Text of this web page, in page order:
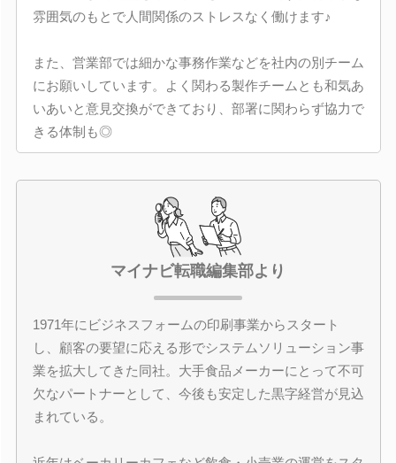
雰囲気のもとで人間関係のストレスなく働けます♪
また、営業部では細かな事務作業などを社内の別チーム
にお願いしています。よく関わる製作チームとも和気あ
いあいと意見交換ができており、部署に関わらず協力で
きる体制も◎
マイナビ転職編集部より
1971年にビジネスフォームの印刷事業からスタート
し、顧客の要望に応える形でシステムソリューション事
業を拡大してきた同社。大手食品メーカーにとって不可
欠なパートナーとして、今後も安定した黒字経営が見込
まれている。